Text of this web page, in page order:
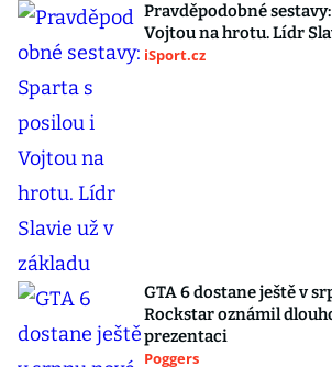
Pravděpodobné
Vojtou na hrotu. Lídr
iSport.cz
GTA 6 dostane ještě v
Rockstar oznámil
prezentaci
Poggers